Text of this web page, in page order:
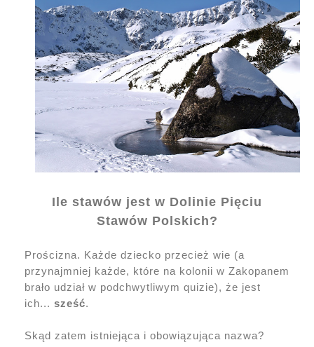
Ile stawów jest w Dolinie Pięciu
Stawów Polskich?
Prościzna. Każde dziecko przecież wie (a
przynajmniej każde, które na kolonii w Zakopanem
brało udział w podchwytliwym quizie), że jest
ich... sześć.
Skąd zatem istniejąca i obowiązująca nazwa?